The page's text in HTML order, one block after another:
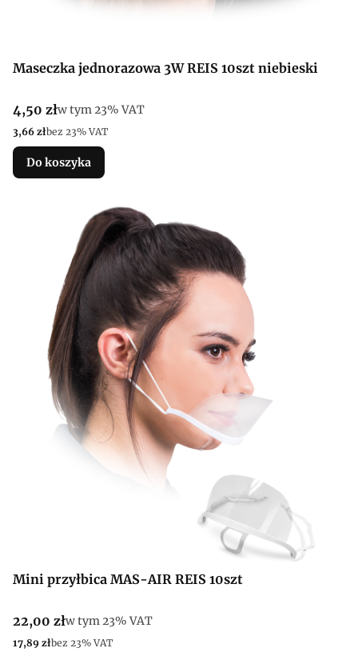
Maseczka jednorazowa 3W REIS 10szt niebieski
Cena brutto
4,50 złw tym %s VAT
w tym23% VAT
Cena netto
3,66 złbez 23% VAT
Do koszyka
Mini przyłbica MAS-AIR REIS 10szt
Cena brutto
22,00 złw tym %s VAT
w tym23% VAT
Cena netto
17,89 złbez 23% VAT